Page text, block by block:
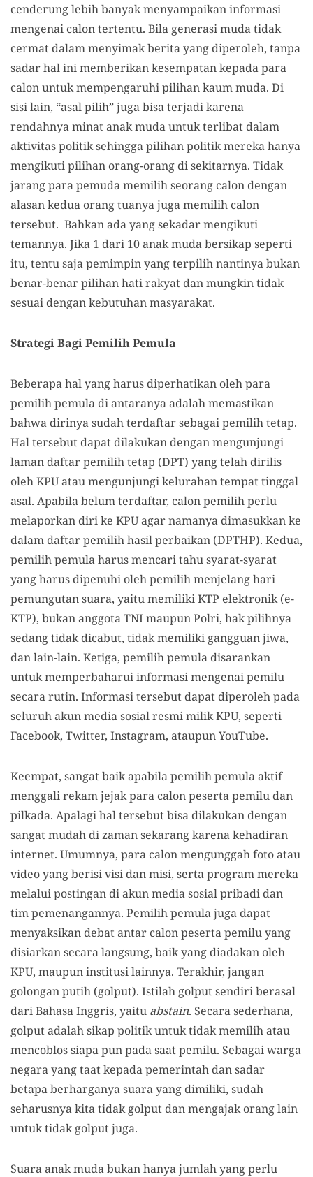
cenderung lebih banyak menyampaikan informasi
mengenai calon tertentu. Bila generasi muda tidak
cermat dalam menyimak berita yang diperoleh, tanpa
sadar hal ini memberikan kesempatan kepada para
calon untuk mempengaruhi pilihan kaum muda. Di
sisi lain, “asal pilih” juga bisa terjadi karena
rendahnya minat anak muda untuk terlibat dalam
aktivitas politik sehingga pilihan politik mereka hanya
mengikuti pilihan orang-orang di sekitarnya. Tidak
jarang para pemuda memilih seorang calon dengan
alasan kedua orang tuanya juga memilih calon
tersebut. Bahkan ada yang sekadar mengikuti
temannya. Jika 1 dari 10 anak muda bersikap seperti
itu, tentu saja pemimpin yang terpilih nantinya bukan
benar-benar pilihan hati rakyat dan mungkin tidak
sesuai dengan kebutuhan masyarakat.
Strategi Bagi Pemilih Pemula
Beberapa hal yang harus diperhatikan oleh para
pemilih pemula di antaranya adalah memastikan
bahwa dirinya sudah terdaftar sebagai pemilih tetap.
Hal tersebut dapat dilakukan dengan mengunjungi
laman daftar pemilih tetap (DPT) yang telah dirilis
oleh KPU atau mengunjungi kelurahan tempat tinggal
asal. Apabila belum terdaftar, calon pemilih perlu
melaporkan diri ke KPU agar namanya dimasukkan ke
dalam daftar pemilih hasil perbaikan (DPTHP). Kedua,
pemilih pemula harus mencari tahu syarat-syarat
yang harus dipenuhi oleh pemilih menjelang hari
pemungutan suara, yaitu memiliki KTP elektronik (e-
KTP), bukan anggota TNI maupun Polri, hak pilihnya
sedang tidak dicabut, tidak memiliki gangguan jiwa,
dan lain-lain. Ketiga, pemilih pemula disarankan
untuk memperbaharui informasi mengenai pemilu
secara rutin. Informasi tersebut dapat diperoleh pada
seluruh akun media sosial resmi milik KPU, seperti
Facebook, Twitter, Instagram, ataupun YouTube.
Keempat, sangat baik apabila pemilih pemula aktif
menggali rekam jejak para calon peserta pemilu dan
pilkada. Apalagi hal tersebut bisa dilakukan dengan
sangat mudah di zaman sekarang karena kehadiran
internet. Umumnya, para calon mengunggah foto atau
video yang berisi visi dan misi, serta program mereka
melalui postingan di akun media sosial pribadi dan
tim pemenangannya. Pemilih pemula juga dapat
menyaksikan debat antar calon peserta pemilu yang
disiarkan secara langsung, baik yang diadakan oleh
KPU, maupun institusi lainnya. Terakhir, jangan
golongan putih (golput). Istilah golput sendiri berasal
dari Bahasa Inggris, yaitu abstain. Secara sederhana,
golput adalah sikap politik untuk tidak memilih atau
mencoblos siapa pun pada saat pemilu. Sebagai warga
negara yang taat kepada pemerintah dan sadar
betapa berharganya suara yang dimiliki, sudah
seharusnya kita tidak golput dan mengajak orang lain
untuk tidak golput juga.
Suara anak muda bukan hanya jumlah yang perlu